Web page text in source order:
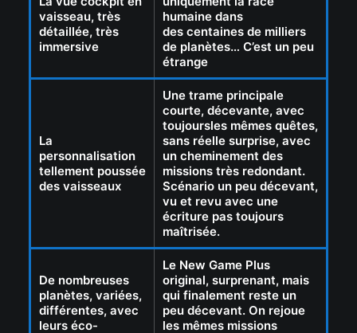
vaisseau, très
détaillée, très
immersive
humaine dans
des centaines de milliers
de planètes… C’est un peu
étrange
La
personnalisation
tellement poussée
des vaisseaux
Une trame principale
courte, décevante, avec
toujoursles mêmes quêtes,
sans réelle surprise, avec
un cheminement des
missions très redondant.
Scénario un peu décevant,
vu et revu avec une
écriture pas toujours
maîtrisée.
De nombreuses
planètes, variées,
différentes, avec
leurs éco-
Le New Game Plus
original, surprenant, mais
qui finalement reste un
peu décevant. On rejoue
les mêmes missions